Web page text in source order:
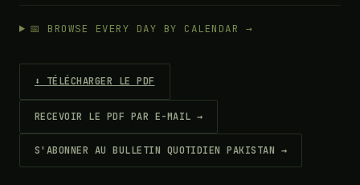
📅 BROWSE EVERY DAY BY CALENDAR →
⬇ TÉLÉCHARGER LE PDF
RECEVOIR LE PDF PAR E-MAIL →
S'ABONNER AU BULLETIN QUOTIDIEN PAKISTAN →